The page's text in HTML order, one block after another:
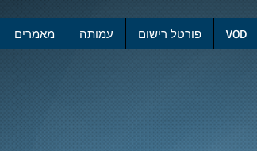
מאמרים עמותה פורטל רישום VOD